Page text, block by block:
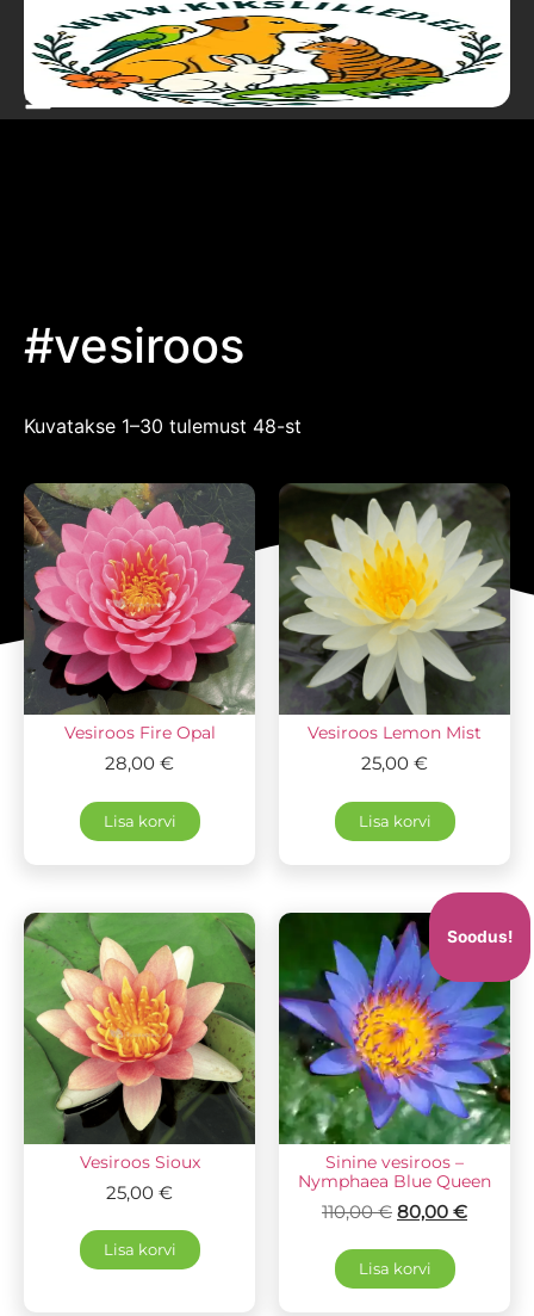
#vesiroos
Kuvatakse 1–30 tulemust 48-st
Vesiroos Fire Opal
28,00 €
Lisa korvi
Vesiroos Lemon Mist
25,00 €
Lisa korvi
Vesiroos Sioux
25,00 €
Lisa korvi
Soodus!
Sinine vesiroos –
Nymphaea Blue Queen
110,00€ 80,00 €
Lisa korvi